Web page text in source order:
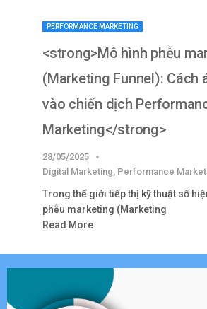
PERFORMANCE MARKETING
<strong>Mô hình phễu
(Marketing Funnel): Cách
vào chiến dịch
Marketing</strong>
28/05/2025
Digital Marketing Performance
Trong thế giới tiếp thị kỹ thuật số
phễu marketing (Marketing
Read More